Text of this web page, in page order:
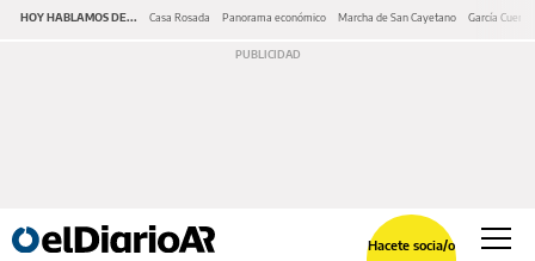
HOY HABLAMOS DE... Casa Rosada Panorama económico Marcha de San Cayetano García Cuerva
Hacete socia/o